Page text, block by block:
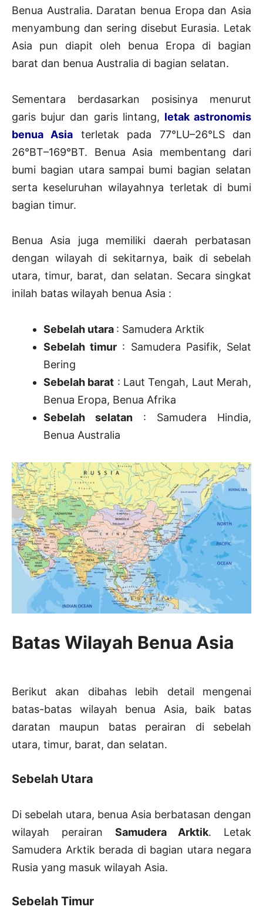
Benua Australia. Daratan benua Eropa dan Asia
menyambung dan sering disebut Eurasia. Letak
Asia pun diapit oleh benua Eropa di bagian
barat dan benua Australia di bagian selatan.
Sementara berdasarkan posisinya menurut
garis bujur dan garis lintang, letak astronomis
benua Asia terletak pada 77°LU–26°LS dan
26°BT–169°BT. Benua Asia membentang dari
bumi bagian utara sampai bumi bagian selatan
serta keseluruhan wilayahnya terletak di bumi
bagian timur.
Benua Asia juga memiliki daerah perbatasan
dengan wilayah di sekitarnya, baik di sebelah
utara, timur, barat, dan selatan. Secara singkat
inilah batas wilayah benua Asia :
Sebelah utara : Samudera Arktik
Sebelah timur : Samudera Pasifik, Selat
Bering
Sebelah barat : Laut Tengah, Laut Merah,
Benua Eropa, Benua Afrika
Sebelah selatan : Samudera Hindia,
Benua Australia
Batas Wilayah Benua Asia
Berikut akan dibahas lebih detail mengenai
batas-batas wilayah benua Asia, baik batas
daratan maupun batas perairan di sebelah
utara, timur, barat, dan selatan.
Sebelah Utara
Di sebelah utara, benua Asia berbatasan dengan
wilayah perairan Samudera Arktik. Letak
Samudera Arktik berada di bagian utara negara
Rusia yang masuk wilayah Asia.
Sebelah Timur